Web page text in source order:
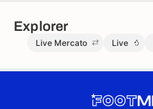
Explorer
Live Mercato Live